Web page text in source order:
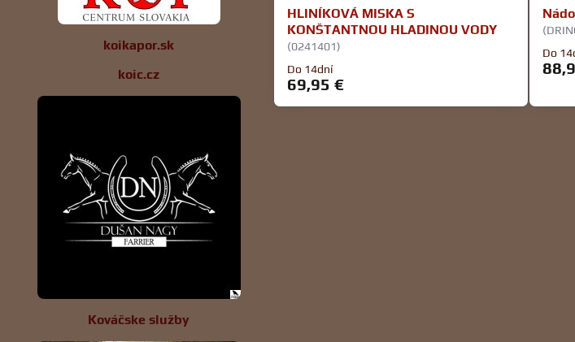
HLINÍKOVÁ MISKA S
KONŠTANTNOU HLADINOU VODY
(0241401)
Do 14dní
69,95 €
Do
koikapor.sk
koic.cz
Kováčske služby